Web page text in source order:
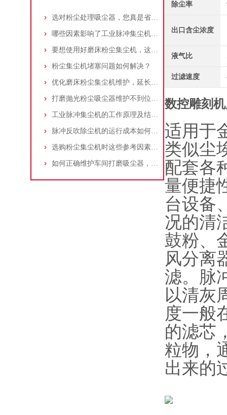
选对粉尘处理吸尘器，您真是省了很多事！
哪些因素影响了工业脉冲集尘机的使用寿命？
要想使用好磨床粉尘集尘机，这些条件可不能少
粉尘集尘机堵塞问题如何解决？
优化磨床粉尘集尘机维护，延长设备寿命
打磨抛光粉尘吸尘器维护不到位，那是你没有注意这些而已！
工业脉冲集尘机的工作原理及结构特点说明
脉冲反吹除尘机的运行成本如何控制和优化？
选购粉尘集尘机时这些参考因素很重要！
如何正确维护车间打磨吸尘器，延长使用寿命
除尘率
出口含尘浓度
液气比
过滤速度
数控雕刻
适用于
类似尘
配套各
量便捷
台设备
况的清
鼓粉、
风分离
滤。脉
以清灰
度一般
的滤芯
粒物，
出来的